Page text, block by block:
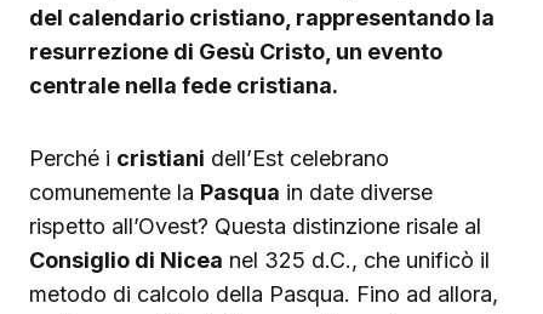
del calendario cristiano, rappresentando la
resurrezione di Gesù Cristo, un evento
centrale nella fede cristiana.
Perché i cristiani dell’Est celebrano
comunemente la Pasqua in date diverse
rispetto all’Ovest? Questa distinzione risale al
Consiglio di Nicea nel 325 d.C., che unificò il
metodo di calcolo della Pasqua. Fino ad allora,